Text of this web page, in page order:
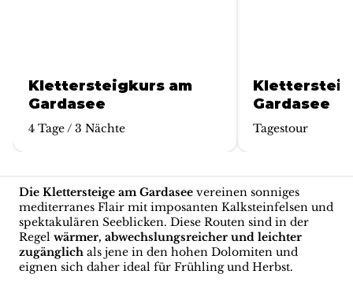
Klettersteigkurs am
Gardasee
4 Tage / 3 Nächte
Gardasee
Tagestour
Die Klettersteige am Gardasee vereinen sonniges
mediterranes Flair mit imposanten Kalksteinfelsen und
spektakulären Seeblicken. Diese Routen sind in der
Regelwärmer, abwechslungsreicher und leichter
zugänglich als jene in den hohen Dolomiten und
eignen sich daher ideal für Frühling und Herbst.